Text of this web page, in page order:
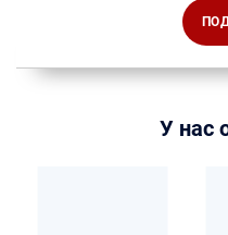
У нас